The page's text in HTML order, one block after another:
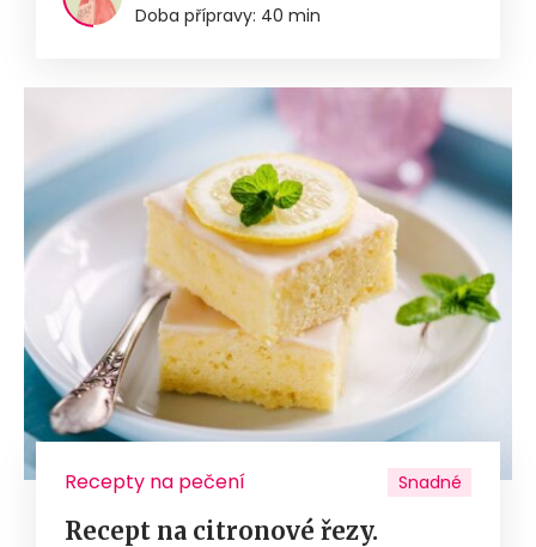
Doba přípravy: 40 min
Recepty na pečení Snadné
Recept na citronové řezy.